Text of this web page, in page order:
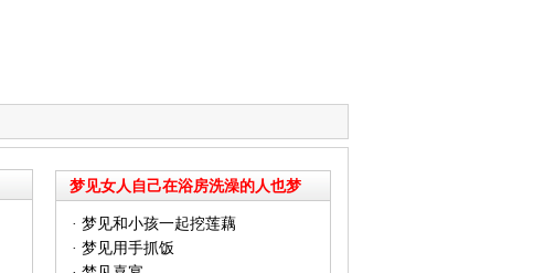
梦见女人自己在浴房洗澡的人也梦
到：
· 梦见和小孩一起挖莲藕
· 梦见用手抓饭